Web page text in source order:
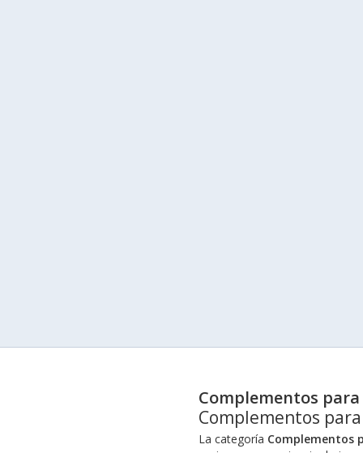
Complementos
Complementos
La categoría Complementos